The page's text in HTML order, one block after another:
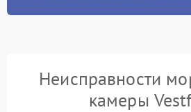
Неисправности
камеры